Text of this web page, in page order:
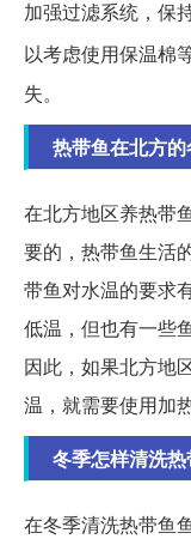
加强过滤系统，保
以考虑使用保温棉
失。
热带鱼在北方
在北方地区养热带
要的，热带鱼生活
带鱼对水温的要求
低温，但也有一些
因此，如果北方地
温，就需要使用加
冬季怎样清洗
在冬季清洗热带鱼